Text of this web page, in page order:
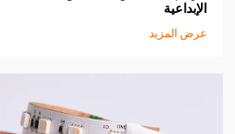
الإبداعية
عرض المزيد